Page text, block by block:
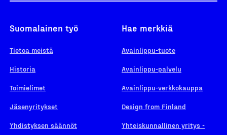
Suomalainen työ
Tietoa meistä
Historia
Toimielimet
Jäsenyritykset
Yhdistyksen säännöt
Hae merkkiä
Avainlippu-tuote
Avainlippu-palvelu
Avainlippu-verkkokauppa
Design from Finland
Yhteiskunnallinen yritys -